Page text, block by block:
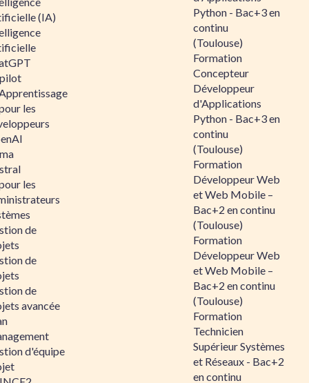
(IA)
les
les
de
de
de
avancée
d'équipe
Python - Bac+3 en
continu
(Toulouse)
Formation
Concepteur
Développeur
d'Applications
Python - Bac+3 en
continu
(Toulouse)
Formation
Développeur Web
et Web Mobile –
Bac+2 en continu
(Toulouse)
Formation
Développeur Web
et Web Mobile –
Bac+2 en continu
(Toulouse)
Formation
Technicien
Supérieur Systèmes
et Réseaux - Bac+2
en continu